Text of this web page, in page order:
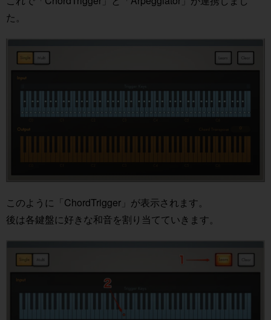
た。
このように「ChordTrigger」が表示されます。
後は各鍵盤に好きな和音を割り当てていきます。